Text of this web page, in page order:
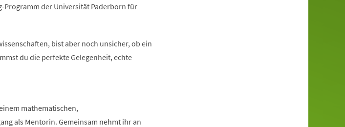
Programm der Universität Paderborn für
bist aber noch unsicher, ob ein
du die perfekte Gelegenheit, echte
mathematischen,
als Mentorin. Gemeinsam nehmt ihr an